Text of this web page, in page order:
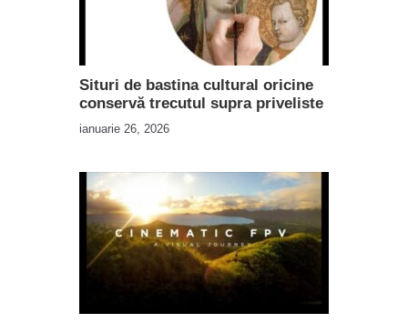
Situri de bastina cultural oricine
conservă trecutul supra priveliste
ianuarie 26, 2026